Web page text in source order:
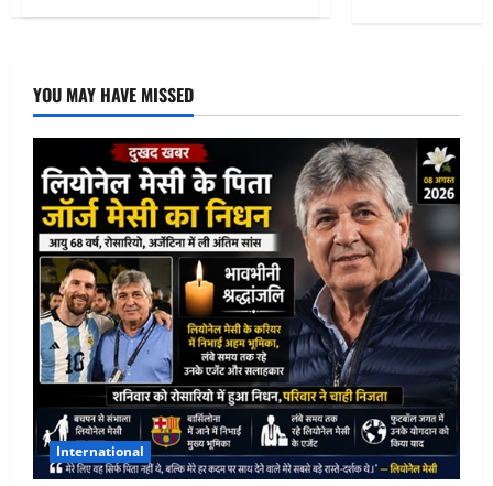
खाज
ठीक
करने
के
घरेलू
इलाज:
जानें
कारण,
लक्षण
और
बचाव
के
उपाय
YOU MAY HAVE MISSED
International